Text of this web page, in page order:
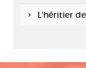
L'héritier